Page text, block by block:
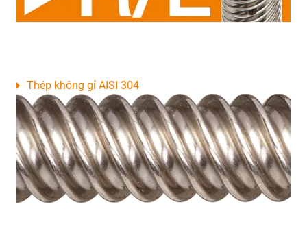
Thép không gỉ AISI 304